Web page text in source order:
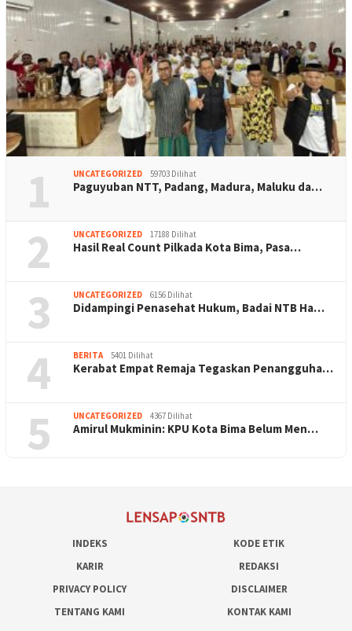
1 UNCATEGORIZED 59703 Dilihat
Paguyuban NTT, Padang, Madura, Maluku da…
2 UNCATEGORIZED 17188 Dilihat
Hasil Real Count Pilkada Kota Bima, Pasa…
3 UNCATEGORIZED 6156 Dilihat
Didampingi Penasehat Hukum, Badai NTB Ha…
4 BERITA 5401 Dilihat
Kerabat Empat Remaja Tegaskan Penangguha…
5 UNCATEGORIZED 4367 Dilihat
Amirul Mukminin: KPU Kota Bima Belum Men…
INDEKS
KODE ETIK
KARIR
REDAKSI
PRIVACY POLICY
DISCLAIMER
TENTANG KAMI
KONTAK KAMI